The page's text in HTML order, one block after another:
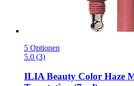
5 Optionen
5.0 (3)
ILIA Beauty Color Haze